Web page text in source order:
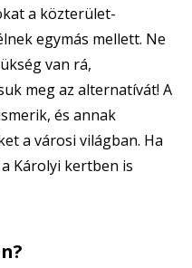
a közterület-
egymás mellett. Ne
van rá,
meg az alternatívát! A
és annak
a városi világban. Ha
Károlyi kertben is